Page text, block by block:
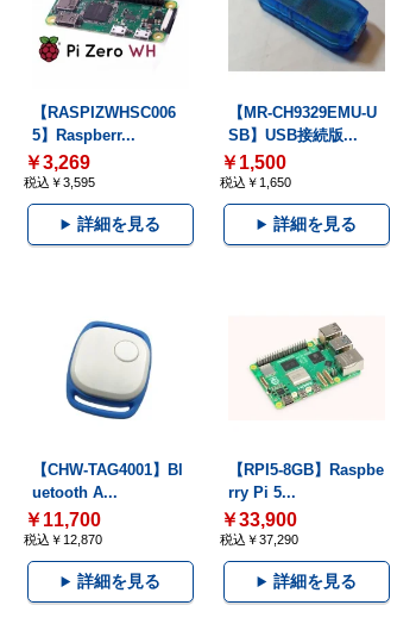
【RASPIZWHSC006
5】Raspberr...
￥3,269
税込￥3,595
詳細を見る
【MR-CH9329EMU-U
SB】USB接続版...
￥1,500
税込￥1,650
詳細を見る
【CHW-TAG4001】Bl
uetooth A...
￥11,700
税込￥12,870
詳細を見る
【RPI5-8GB】Raspbe
rry Pi 5...
￥33,900
税込￥37,290
詳細を見る